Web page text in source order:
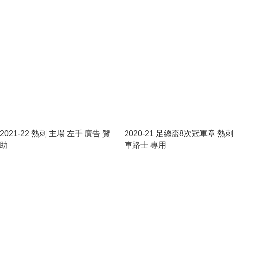
2021-22 熱刺 主場 左手 廣告 贊
助
2020-21 足總盃8次冠軍章 熱刺
車路士 專用